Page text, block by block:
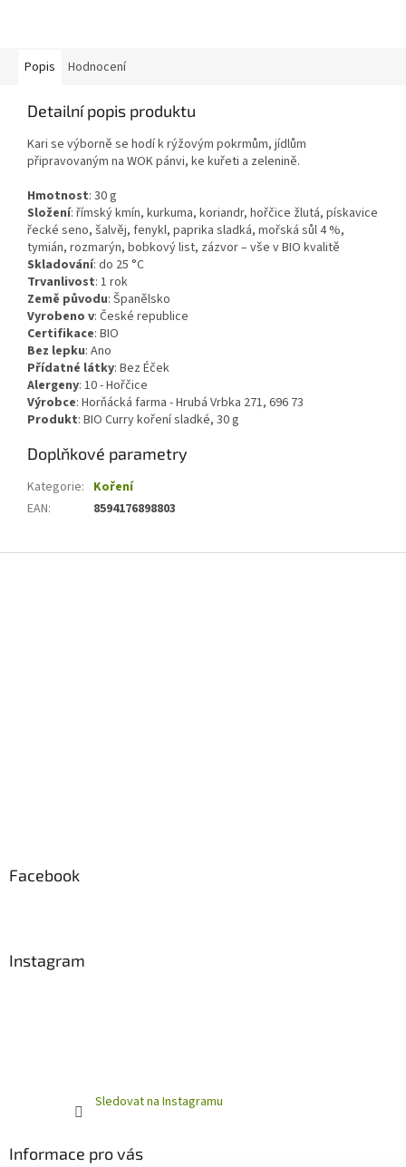
Popis Hodnocení
Detailní popis produktu
Kari se výborně se hodí k rýžovým pokrmům, jídlům
připravovaným na WOK pánvi, ke kuřeti a zelenině.
Hmotnost: 30g
Složení: římský kmín, kurkuma, koriandr, hořčice žlutá, pískavice
řecké seno, šalvěj, fenykl, paprika sladká, mořská sůl 4 %,
tymián, rozmarýn, bobkový list, zázvor – vše v BIO kvalitě
Skladování: do 25 °C
Trvanlivost: 1 rok
Země původu: Španělsko
Vyrobeno v: České republice
Certifikace: BIO
Bez lepku: Ano
Přídatné látky: Bez Éček
Alergeny: 10 - Hořčice
Výrobce: Horňácká farma - Hrubá Vrbka 271, 696 73
Produkt: BIO Curry koření sladké, 30 g
Doplňkové parametry
Kategorie: Koření
EAN: 8594176898803
Facebook
Instagram
Sledovat na Instagramu
Informace pro vás